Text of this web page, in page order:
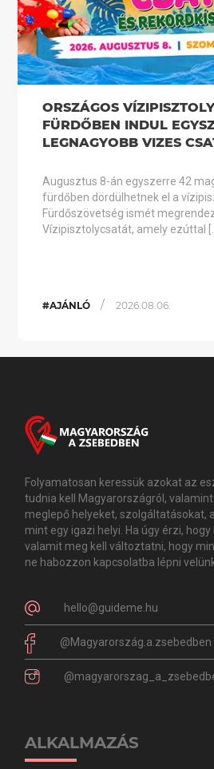
ORSZÁGOS
FÜRDŐBEN INDUL
LEGNAGYOBB VIZES
Augusztus 8-án egyszerre 42
fürdőben dördülhetnek el a
Fürdőszövetség ismét
Vízipisztolycsatát, amely ezúttal
#AJÁNLÓ / 2026.08.06.
Folyamatosan keressük azokat az
tudnia kell Magyarországról,
meglepő helyeket, szolgáltatásokat,
mint egy igazi helyi. Ha úgy érzi,
valamit meg kell változtatni, hogy
ne habozzon kapcsolatba lépni
hello@guideme.hu
@Magyarország.a.zsebedben
ALKALMAZÁS